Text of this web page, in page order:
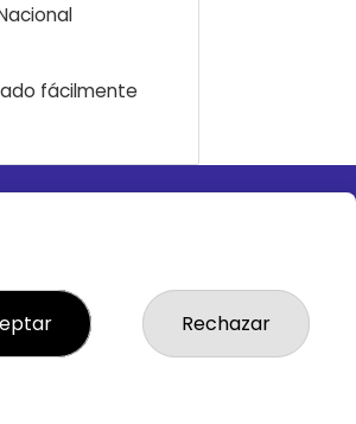
fácilmente
Compra
Rechazar